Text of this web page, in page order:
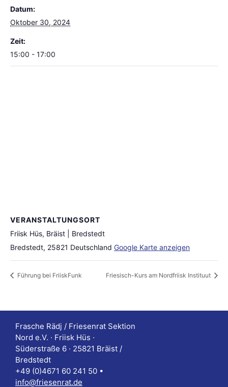
Datum:
Oktober 30, 2024
Zeit:
15:00 - 17:00
VERANSTALTUNGSORT
Friisk Hüs, Bräist | Bredstedt
Bredstedt, 25821 Deutschland Google Karte anzeigen
Führung bei FriiskFunk Friesisch-Kurs am Nordfriisk Instituut
Frasche Rädj / Friesenrat Sektion
Nord e.V. · Friisk Hüs ·
Süderstraße 6 · 25821 Bräist /
Bredstedt
+49 (0)4671 60 241 50 •
info@friesenrat.de